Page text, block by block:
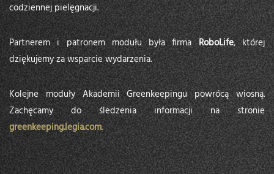
codziennej pielęgnacji.
Partnerem i patronem modułu była firmaRoboLife, której
dziękujemy za wsparcie wydarzenia.
Kolejne moduły Akademii Greenkeepingu powrócą wiosną.
Zachęcamy do śledzenia informacji na stronie
greenkeeping.legia.com.